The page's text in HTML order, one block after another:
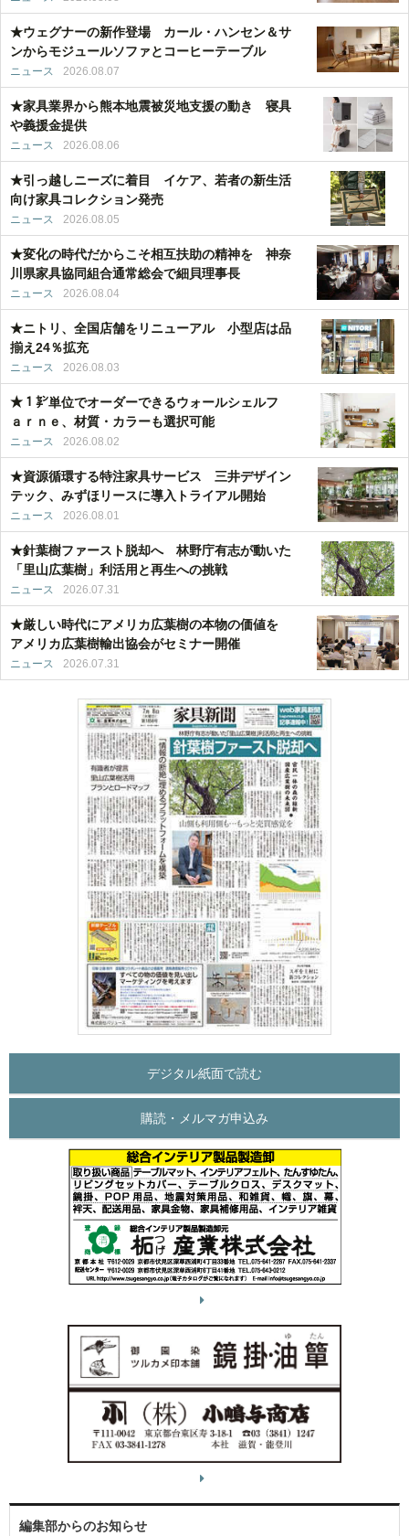
★ウェグナーの新作登場 カール・ハンセン＆サ
ンからモジュールソファとコーヒーテーブル
ニュース 2026.08.07
★家具業界から熊本地震被災地支援の動き 寝具
や義援金提供
ニュース 2026.08.06
★引っ越しニーズに着目 イケア、若者の新生活
向け家具コレクション発売
ニュース 2026.08.05
★変化の時代だからこそ相互扶助の精神を 神奈
川県家具協同組合通常総会で細貝理事長
ニュース 2026.08.04
★ニトリ、全国店舗をリニューアル 小型店は品
揃え24％拡充
ニュース 2026.08.03
★１㌢単位でオーダーできるウォールシェルフ
ａｒｎｅ、材質・カラーも選択可能
ニュース 2026.08.02
★資源循環する特注家具サービス 三井デザイン
テック、みずほリースに導入トライアル開始
ニュース 2026.08.01
★針葉樹ファースト脱却へ 林野庁有志が動いた
「里山広葉樹」利活用と再生への挑戦
ニュース 2026.07.31
★厳しい時代にアメリカ広葉樹の本物の価値を
アメリカ広葉樹輸出協会がセミナー開催
ニュース 2026.07.31
デジタル紙面で読む
購読・メルマガ申込み
編集部からのお知らせ